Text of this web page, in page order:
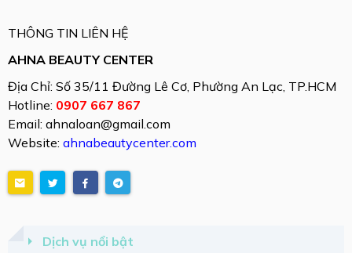
THÔNG TIN LIÊN HỆ
AHNA BEAUTY CENTER
Địa Chỉ: Số 35/11 Đường Lê Cơ, Phường An Lạc, TP.HCM
Hotline: 0907 667 867
Email: ahnaloan@gmail.com
Website: ahnabeautycenter.com
Dịch vụ nổi bật